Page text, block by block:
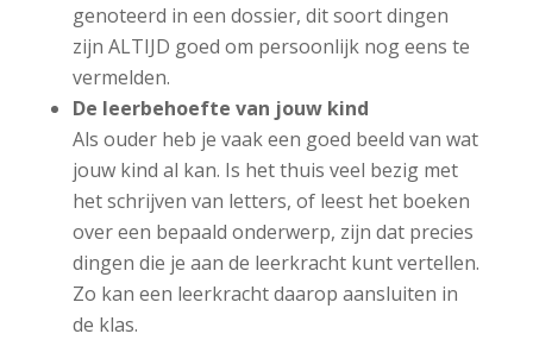
genoteerd in een dossier, dit soort dingen
zijn ALTIJD goed om persoonlijk nog eens te
vermelden.
De leerbehoefte van jouw kind
Als ouder heb je vaak een goed beeld van wat
jouw kind al kan. Is het thuis veel bezig met
het schrijven van letters, of leest het boeken
over een bepaald onderwerp, zijn dat precies
dingen die je aan de leerkracht kunt vertellen.
Zo kan een leerkracht daarop aansluiten in
de klas.